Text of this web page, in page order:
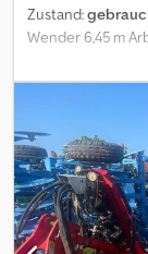
Zustand:
Wender 6,45 m
hydraulisch